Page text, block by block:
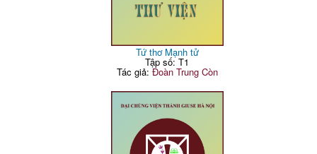
Tứ thơ Mạnh tử
Tập số: T1
Tác giả: Đoàn Trung Còn